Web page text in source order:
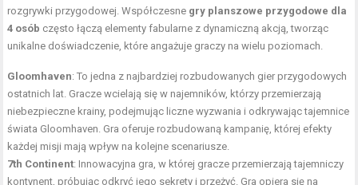
rozgrywki przygodowej. Współczesne gry planszowe przygodowe dla
4 osób często łączą elementy fabularne z dynamiczną akcją, tworząc
unikalne doświadczenie, które angażuje graczy na wielu poziomach.
Gloomhaven: To jedna z najbardziej rozbudowanych gier przygodowych
ostatnich lat. Gracze wcielają się w najemników, którzy przemierzają
niebezpieczne krainy, podejmując liczne wyzwania i odkrywając tajemnice
świata Gloomhaven. Gra oferuje rozbudowaną kampanię, której efekty
każdej misji mają wpływ na kolejne scenariusze.
7th Continent: Innowacyjna gra, w której gracze przemierzają tajemniczy
kontynent, próbując odkryć jego sekrety i przeżyć. Gra opiera się na